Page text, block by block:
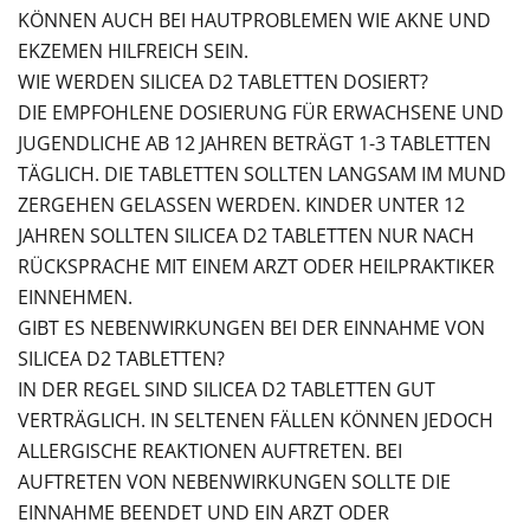
KÖNNEN AUCH BEI HAUTPROBLEMEN WIE AKNE UND
EKZEMEN HILFREICH SEIN.
WIE WERDEN SILICEA D2 TABLETTEN DOSIERT?
DIE EMPFOHLENE DOSIERUNG FÜR ERWACHSENE UND
JUGENDLICHE AB 12 JAHREN BETRÄGT 1-3 TABLETTEN
TÄGLICH. DIE TABLETTEN SOLLTEN LANGSAM IM MUND
ZERGEHEN GELASSEN WERDEN. KINDER UNTER 12
JAHREN SOLLTEN SILICEA D2 TABLETTEN NUR NACH
RÜCKSPRACHE MIT EINEM ARZT ODER HEILPRAKTIKER
EINNEHMEN.
GIBT ES NEBENWIRKUNGEN BEI DER EINNAHME VON
SILICEA D2 TABLETTEN?
IN DER REGEL SIND SILICEA D2 TABLETTEN GUT
VERTRÄGLICH. IN SELTENEN FÄLLEN KÖNNEN JEDOCH
ALLERGISCHE REAKTIONEN AUFTRETEN. BEI
AUFTRETEN VON NEBENWIRKUNGEN SOLLTE DIE
EINNAHME BEENDET UND EIN ARZT ODER